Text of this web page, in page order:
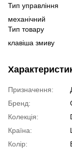
Тип управління
механічний
Тип товару
клавіша змиву
Призначення:
Бренд:
Колекція:
Країна:
Колір: